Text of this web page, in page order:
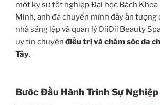
một kỹ sư tốt nghiệp Đại học Bách Khoa
Minh, anh đã chuyển mình đầy ấn tượng
nhà sáng lập và quản lý DiiDii Beauty
uy tín chuyên điều trị và chăm sóc da
Tây.
Bước Đầu Hành Trình Sự Nghiệp